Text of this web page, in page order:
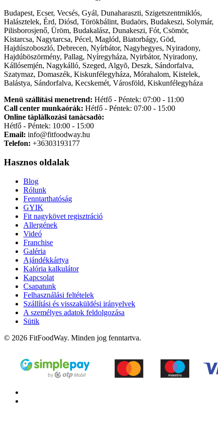
Budapest, Ecser, Vecsés, Gyál, Dunaharaszti, Szigetszentmiklós,
Halásztelek, Érd, Diósd, Törökbálint, Budaörs, Budakeszi, Solymár,
Pilisborosjenő, Üröm, Budakalász, Dunakeszi, Fót, Csömör,
Kistarcsa, Nagytarcsa, Pécel, Maglód, Biatorbágy, Göd,
Hajdúszoboszló, Debrecen, Nyírbátor, Nagyhegyes, Nyiradony,
Hajdúböszörmény, Pallag, Nyíregyháza, Nyirbátor, Nyiradony,
Kállósemjén, Nagykálló, Szeged, Algyõ, Deszk, Sándorfalva,
Szatymaz, Domaszék, Kiskunfélegyháza, Mórahalom, Kistelek,
Balástya, Sándorfalva, Kecskemét, Városföld, Kiskunfélegyháza
Menü szállítási menetrend: Hétfő - Péntek: 07:00 - 11:00
Call center munkaórák: Hétfő - Péntek: 07:00 - 15:00
Online tàplàlkozàsi tanàcsadò:
Hétfő - Péntek: 10:00 - 15:00
Email: info@fitfoodway.hu
Telefon: +36303193177
Hasznos oldalak
Blog
Rólunk
Fenntarthatóság
GYIK
Fit nagykövet regisztráció
Allergének
Videó
Franchise
Galéria
Ajándékkártya
Kalória kalkulátor
Kapcsolat
Csapatunk
Felhasználási feltételek
Szállítási és visszaküldési irányelvek
A személyes adatok feldolgozása
Sütik
© 2026 FitFoodWay. Minden jog fenntartva.